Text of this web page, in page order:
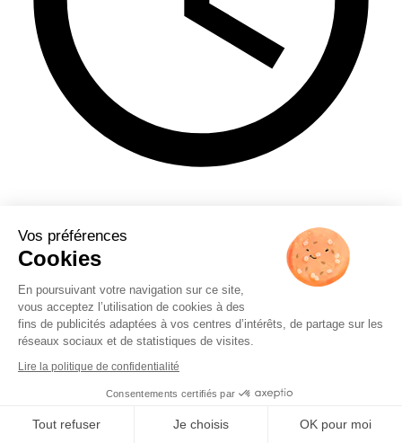
Vos préférences
Cookies
En poursuivant votre navigation sur ce site,
vous acceptez l’utilisation de cookies à des
fins de publicités adaptées à vos centres d’intérêts, de partage sur les
réseaux sociaux et de statistiques de visites.
Lire la politique de confidentialité
Consentements certifiés par
Tout refuser Je choisis OK pour moi
Les clients sont de plus en plus nombreux à revendre des objets en or
ou à investir. C’est ce que nous explique Laetitia Rostaing de l'agence
Lire l'article